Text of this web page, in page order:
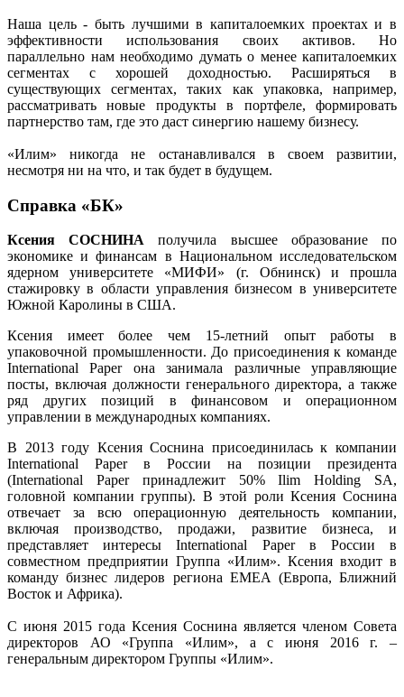
Наша цель - быть лучшими в капиталоемких проектах и в
эффективности использования своих активов. Но
параллельно нам необходимо думать о менее капиталоемких
сегментах с хорошей доходностью. Расширяться в
существующих сегментах, таких как упаковка, например,
рассматривать новые продукты в портфеле, формировать
партнерство там, где это даст синергию нашему бизнесу.
«Илим» никогда не останавливался в своем развитии,
несмотря ни на что, и так будет в будущем.
Справка «БК»
Ксения СОСНИНА получила высшее образование по
экономике и финансам в Национальном исследовательском
ядерном университете «МИФИ» (г. Обнинск) и прошла
стажировку в области управления бизнесом в университете
Южной Каролины в США.
Ксения имеет более чем 15-летний опыт работы в
упаковочной промышленности. До присоединения к команде
International Paper она занимала различные управляющие
посты, включая должности генерального директора, а также
ряд других позиций в финансовом и операционном
управлении в международных компаниях.
В 2013 году Ксения Соснина присоединилась к компании
International Paper в России на позиции президента
(International Paper принадлежит 50% Ilim Holding SA,
головной компании группы). В этой роли Ксения Соснина
отвечает за всю операционную деятельность компании,
включая производство, продажи, развитие бизнеса, и
представляет интересы International Paper в России в
совместном предприятии Группа «Илим». Ксения входит в
команду бизнес лидеров региона ЕМЕА (Европа, Ближний
Восток и Африка).
С июня 2015 года Ксения Соснина является членом Совета
директоров АО «Группа «Илим», а с июня 2016 г. –
генеральным директором Группы «Илим».